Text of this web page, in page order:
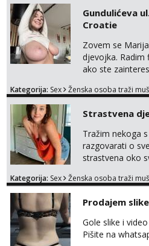
za brz dogovor
Gundulićeva
Croatie
Zovem se
djevojka. Radim
ako ste
broj☎️:+385 92
Kategorija: Sex Ženska osoba traži
Strastvena
Tražim nekoga
razgovarati o
strastvena oko
Voljela bi naci
ispod i nadji me
Kategorija: Sex Ženska osoba traži
Prodajem
Gole slike i
Pišite na